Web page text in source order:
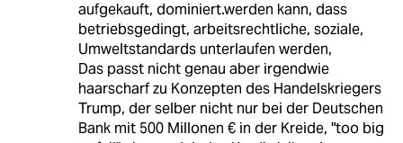
aufgekauft, dominiert.werden kann, dass
betriebsgedingt, arbeitsrechtliche, soziale,
Umweltstandards unterlaufen werden,
Das passt nicht genau aber irgendwie
haarscharf zu Konzepten des Handelskriegers
Trump, der selber nicht nur bei der Deutschen
Bank mit 500 Millonen € in der Kreide, "too big